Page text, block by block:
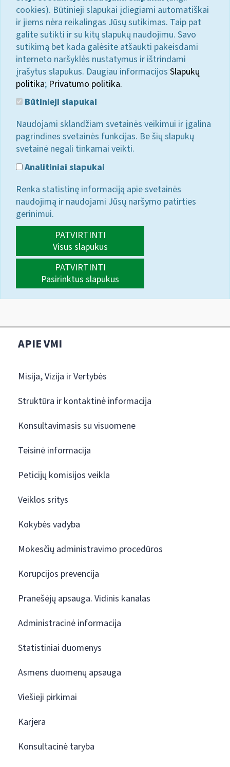
cookies). Būtinieji slapukai įdiegiami automatiškai
ir jiems nėra reikalingas Jūsų sutikimas. Taip pat
galite sutikti ir su kitų slapukų naudojimu. Savo
sutikimą bet kada galėsite atšaukti pakeisdami
interneto naršyklės nustatymus ir ištrindami
įrašytus slapukus. Daugiau informacijos Slapukų
politika; Privatumo politika.
Būtinieji slapukai
Naudojami sklandžiam svetainės veikimui ir įgalina
pagrindines svetainės funkcijas. Be šių slapukų
svetainė negali tinkamai veikti.
Analitiniai slapukai
Renka statistinę informaciją apie svetainės
naudojimą ir naudojami Jūsų naršymo patirties
gerinimui.
PATVIRTINTI
Visus slapukus
PATVIRTINTI
Pasirinktus slapukus
APIE VMI
Misija, Vizija ir Vertybės
Struktūra ir kontaktinė informacija
Konsultavimasis su visuomene
Teisinė informacija
Peticijų komisijos veikla
Veiklos sritys
Kokybės vadyba
Mokesčių administravimo procedūros
Korupcijos prevencija
Pranešėjų apsauga. Vidinis kanalas
Administracinė informacija
Statistiniai duomenys
Asmens duomenų apsauga
Viešieji pirkimai
Karjera
Konsultacinė taryba